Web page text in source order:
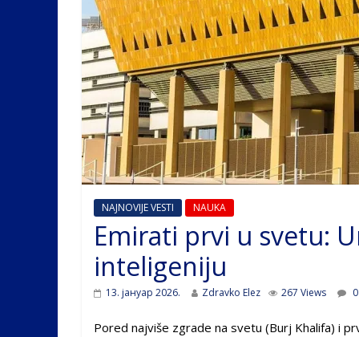
NAJNOVIJE VESTI NAUKA
Emirati prvi u svetu:
inteligeniju
13. јануар 2026. Zdravko Elez 267 Views
Pored najviše zgrade na svetu (Burj Khalifa) i